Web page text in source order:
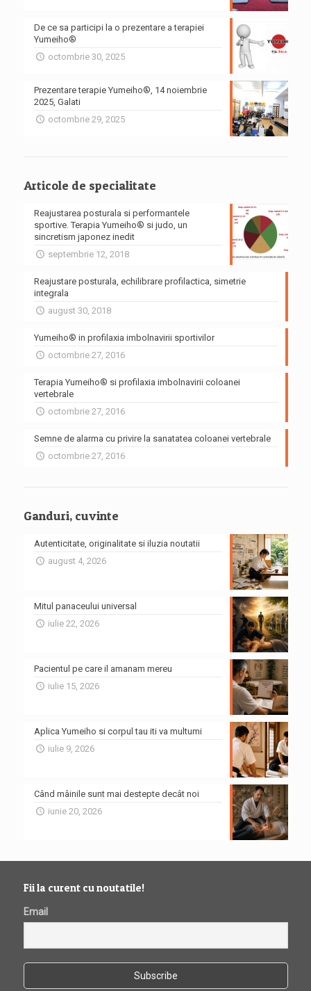
De ce sa participi la o prezentare a terapiei
Yumeiho®
octombrie 30, 2025
Prezentare terapie Yumeiho®, 14 noiembrie
2025, Galati
octombrie 29, 2025
Articole de specialitate
Reajustarea posturala si performantele
sportive. Terapia Yumeiho® si judo, un
sincretism japonez inedit
septembrie 12, 2018
Reajustare posturala, echilibrare profilactica, simetrie
integrala
august 30, 2018
Yumeiho® in profilaxia imbolnavirii sportivilor
octombrie 27, 2016
Terapia Yumeiho® si profilaxia imbolnavirii coloanei
vertebrale
octombrie 27, 2016
Semne de alarma cu privire la sanatatea coloanei vertebrale
octombrie 27, 2016
Ganduri, cuvinte
Autenticitate, originalitate si iluzia noutatii
august 4, 2026
Mitul panaceului universal
iulie 22, 2026
Pacientul pe care il amanam mereu
iulie 15, 2026
Aplica Yumeiho si corpul tau iti va multumi
iulie 9, 2026
Când mâinile sunt mai destepte decât noi
iunie 20, 2026
Fii la curent cu noutatile!
Email